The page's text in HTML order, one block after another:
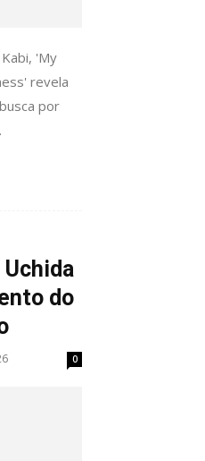
'My
revela
por
Uchida
do
0